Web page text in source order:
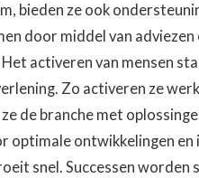
bieden ze ook
door middel van adviezen
activeren van mensen
Zo activeren ze
de branche met
optimale ontwikkelingen
snel. Successen worden